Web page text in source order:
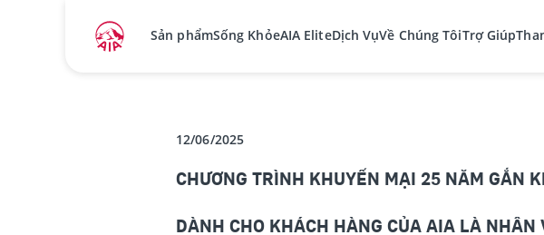
Sản phẩmSống KhỏeAIA EliteDịch VụVề Chúng TôiTrợ Giúp
12/06/2025
CHƯƠNG TRÌNH KHUYẾN MẠI 25 NĂM GẮN
DÀNH CHO KHÁCH HÀNG CỦA AIA LÀ